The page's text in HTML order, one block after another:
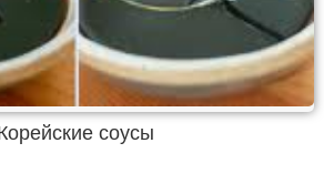
соусы